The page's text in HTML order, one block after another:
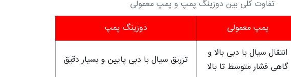
تفاوت‌ کلی بین دوزینگ پمپ و پمپ‌ معمولی
پمپ معمولی دوزینگ پمپ
انتقال سیال با دبی بالا و
گاهی فشار متوسط تا بالا
تزریق سیال با دبی پایین و بسیار دقیق